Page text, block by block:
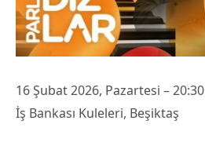
16 Şubat 2026, Pazartesi – 20:30
İş Bankası Kuleleri, Beşiktaş